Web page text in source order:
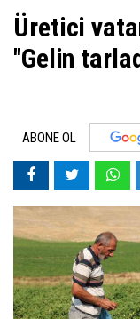
Üretici
''Gelin
ABONE OL